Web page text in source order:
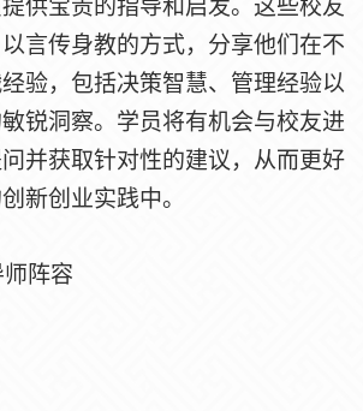
供宝贵的指导和启发。这些校友
言传身教的方式，分享他们在不
验，包括决策智慧、管理经验以
锐洞察。学员将有机会与校友进
并获取针对性的建议，从而更好
新创业实践中。
阵容